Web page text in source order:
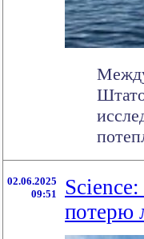
02.06.2025
09:51
потерю